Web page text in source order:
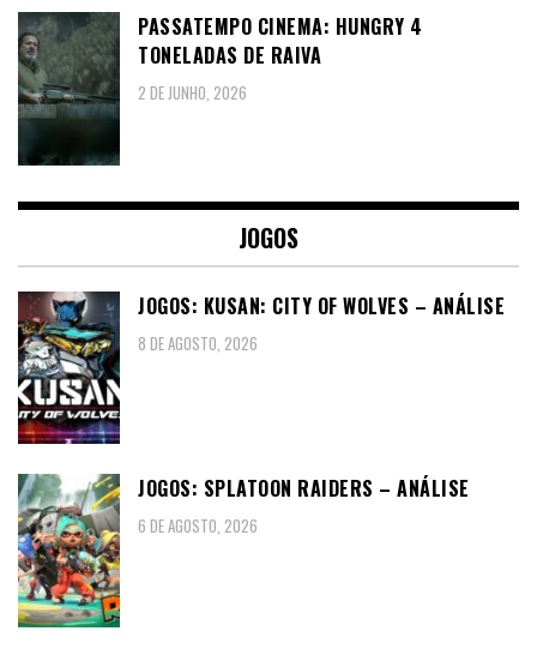
PASSATEMPO CINEMA: HUNGRY 4
TONELADAS DE RAIVA
2 DE JUNHO, 2026
JOGOS
JOGOS: KUSAN: CITY OF WOLVES – ANÁLISE
8 DE AGOSTO, 2026
JOGOS: SPLATOON RAIDERS – ANÁLISE
6 DE AGOSTO, 2026